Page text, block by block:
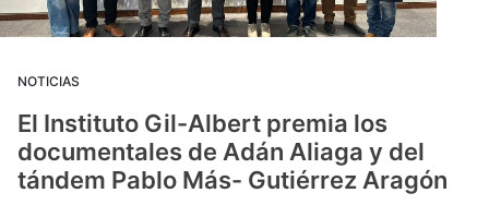
NOTICIAS
El Instituto Gil-Albert premia los
documentales de Adán Aliaga y del
tándem Pablo Más- Gutiérrez Aragón